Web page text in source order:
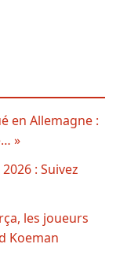
en Allemagne :
»
: Suivez
les joueurs
Koeman